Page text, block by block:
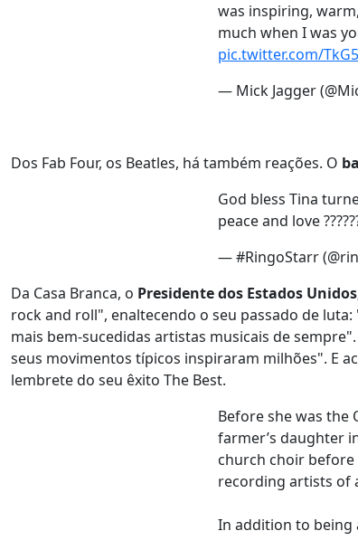
was inspiring,
much when I was
pic.twitter.com/
— Mick Jagger
Dos Fab Four, os Beatles, há também reações. O
God bless Tina
peace and love
— #RingoStarr
Da Casa Branca, o Presidente dos Estados
rock and roll", enaltecendo o seu passado de
mais bem-sucedidas artistas musicais de
seus movimentos típicos inspiraram milhões". E
lembrete do seu êxito The Best.
Before she was the
farmer’s daughter
church choir
recording artists of
In addition to being